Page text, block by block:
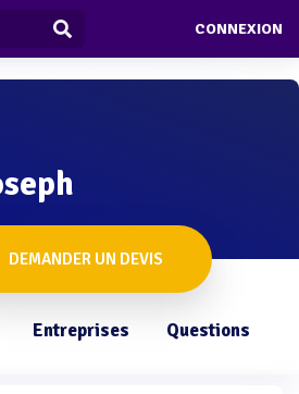
CONNEXION
DEMANDER UN DEVIS
Entreprises Questions